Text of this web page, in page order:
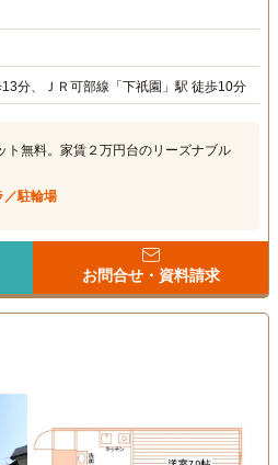
分、ＪＲ可部線「下祇園」駅 徒歩10分
ト無料。家賃２万円台のリーズナブル
／駐輪場
お問合せ・資料請求